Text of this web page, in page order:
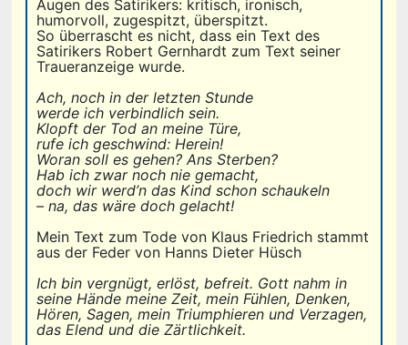
Augen des Satirikers: kritisch, ironisch,
humorvoll, zugespitzt, überspitzt.
So überrascht es nicht, dass ein Text des
Satirikers Robert Gernhardt zum Text seiner
Traueranzeige wurde.
Ach, noch in der letzten Stunde
werde ich verbindlich sein.
Klopft der Tod an meine Türe,
rufe ich geschwind: Herein!
Woran soll es gehen? Ans Sterben?
Hab ich zwar noch nie gemacht,
doch wir werd’n das Kind schon schaukeln
– na, das wäre doch gelacht!
Mein Text zum Tode von Klaus Friedrich stammt
aus der Feder von Hanns Dieter Hüsch
Ich bin vergnügt, erlöst, befreit. Gott nahm in
seine Hände meine Zeit, mein Fühlen, Denken,
Hören, Sagen, mein Triumphieren und Verzagen,
das Elend und die Zärtlichkeit.